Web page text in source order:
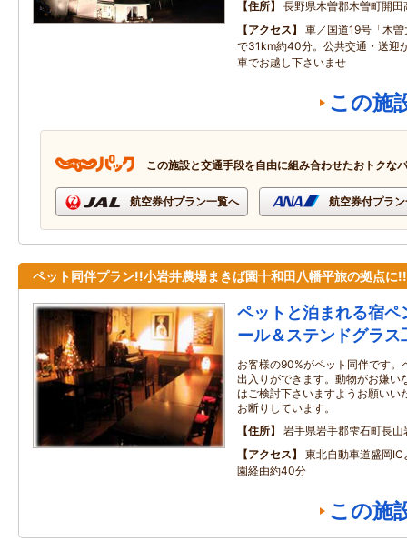
住所
長野県木曽郡木曽町開
アクセス
車／国道19号「木
で31km約40分。公共交通・送迎
車でお越し下さいませ
この施
この施設と交通手段を自由に組み合わせたおトクな
航空券付プラン一覧へ 航空券付プラ
ペット同伴プラン!!小岩井農場まきば園十和田八幡平旅の拠点に!!
ペットと泊まれる宿ペ
ール＆ステンドグラス
お客様の90%がペット同伴です。
出入りができます。動物がお嫌い
はご検討下さいますようお願いい
お断りしています。
住所
岩手県岩手郡雫石町長
アクセス
東北自動車道盛岡
園経由約40分
この施